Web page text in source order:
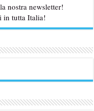
nostra newsletter!
in tutta Italia!